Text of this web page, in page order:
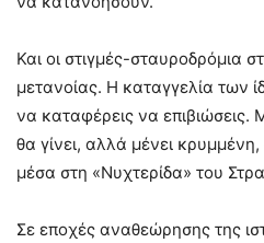
Και οι στιγμές-σταυροδρόμια
μετανοίας. Η καταγγελία των
να καταφέρεις να επιβιώσεις.
θα γίνει, αλλά μένει
μέσα στη «Νυχτερίδα» του
Σε εποχές αναθεώρησης της